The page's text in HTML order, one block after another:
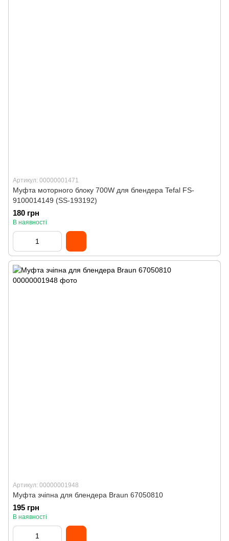
Артикул: 00000001471
Муфта моторного блоку 700W для блендера Tefal FS-
9100014149 (SS-193192)
180 грн
В наявності
Артикул: 00000001948
Муфта зчіпна для блендера Braun 67050810
195 грн
В наявності